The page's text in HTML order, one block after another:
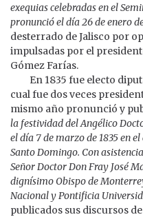
exequias celebradas en el
pronunció el día 26 de enero
desterrado de Jalisco por
impulsadas por el
Gómez Farías.
En 1835 fue electo
cual fue dos veces
mismo año pronunció y
la festividad del Angélico
el día 7 de marzo de 1835 en
Santo Domingo. Con
Señor Doctor Don Fray José
dignísimo Obispo de
Nacional y Pontificia
publicados sus discursos